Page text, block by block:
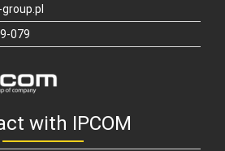
079
with IPCOM